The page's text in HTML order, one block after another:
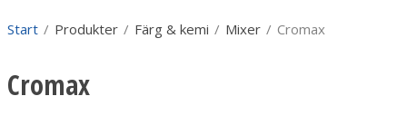
Start / Produkter / Färg & kemi / Mixer / Cromax
Cromax